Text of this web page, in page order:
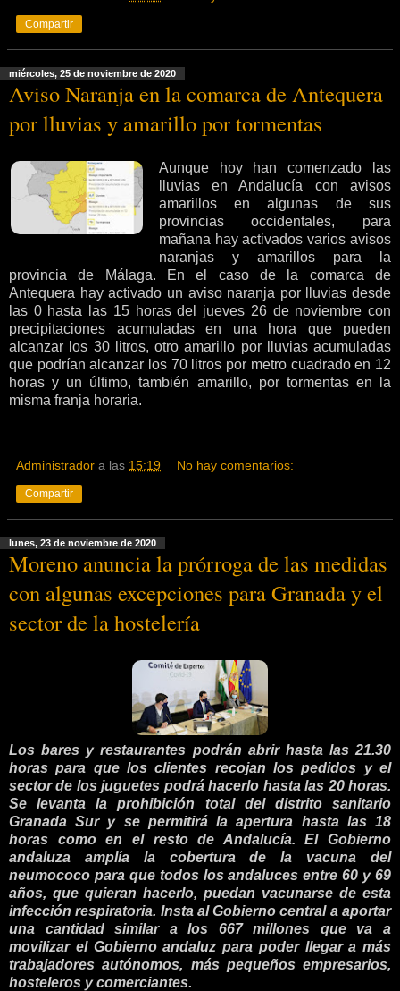
Compartir
miércoles, 25 de noviembre de 2020
Aviso Naranja en la comarca de Antequera
por lluvias y amarillo por tormentas
Aunque hoy han comenzado las
lluvias en Andalucía con avisos
amarillos en algunas de sus
provincias occidentales, para
mañana hay activados varios avisos
naranjas y amarillos para la
provincia de Málaga. En el caso de la comarca de
Antequera hay activado un aviso naranja por lluvias desde
las 0 hasta las 15 horas del jueves 26 de noviembre con
precipitaciones acumuladas en una hora que pueden
alcanzar los 30 litros, otro amarillo por lluvias acumuladas
que podrían alcanzar los 70 litros por metro cuadrado en 12
horas y un último, también amarillo, por tormentas en la
misma franja horaria.
Administrador a las 15:19 No hay comentarios:
Compartir
lunes, 23 de noviembre de 2020
Moreno anuncia la prórroga de las medidas
con algunas excepciones para Granada y el
sector de la hostelería
Los bares y restaurantes podrán abrir hasta las 21.30
horas para que los clientes recojan los pedidos y el
sector de los juguetes podrá hacerlo hasta las 20 horas.
Se levanta la prohibición total del distrito sanitario
Granada Sur y se permitirá la apertura hasta las 18
horas como en el resto de Andalucía. El Gobierno
andaluza amplía la cobertura de la vacuna del
neumococo para que todos los andaluces entre 60 y 69
años, que quieran hacerlo, puedan vacunarse de esta
infección respiratoria. Insta al Gobierno central a aportar
una cantidad similar a los 667 millones que va a
movilizar el Gobierno andaluz para poder llegar a más
trabajadores autónomos, más pequeños empresarios,
hosteleros y comerciantes.